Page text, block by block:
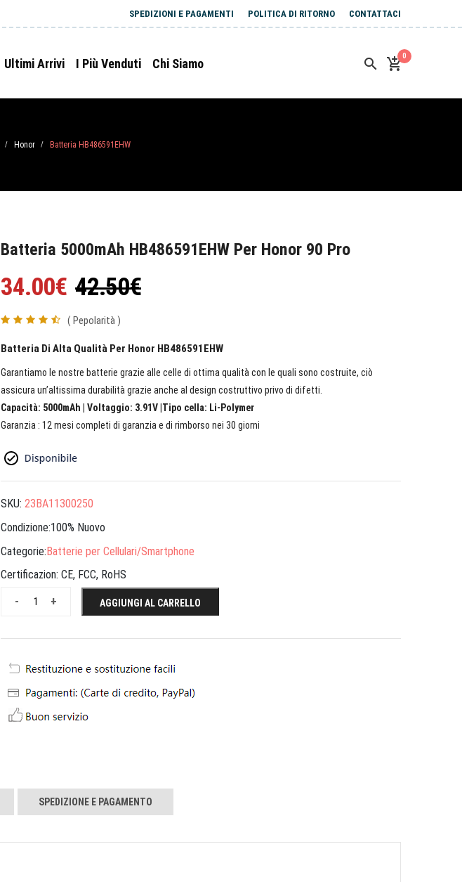
SPEDIZIONI E PAGAMENTI POLITICA DI RITORNO CONTATTACI
Ultimi Arrivi I Più Venduti Chi Siamo
0
/ Honor / Batteria HB486591EHW
Batteria 5000mAh HB486591EHW Per Honor 90 Pro
34.00€ 42.50€
( Pepolarità )
Batteria Di Alta Qualità Per Honor HB486591EHW
Garantiamo le nostre batterie grazie alle celle di ottima qualità con le quali sono costruite, ciò
assicura un’altissima durabilità grazie anche al design costruttivo privo di difetti.
Capacità: 5000mAh | Voltaggio: 3.91V |Tipo cella: Li-Polymer
Garanzia : 12 mesi completi di garanzia e di rimborso nei 30 giorni
SKU: 23BA11300250
Condizione:100% Nuovo
Categorie:Batterie per Cellulari/Smartphone
Certificazion: CE, FCC, RoHS
+
- AGGIUNGI AL CARRELLO
SPEDIZIONE E PAGAMENTO